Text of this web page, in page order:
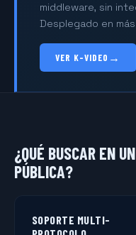
middleware, sin
Desplegado en
VER K-VIDEO →
¿QUÉ BUSCAR EN
PÚBLICA?
SOPORTE MULTI-